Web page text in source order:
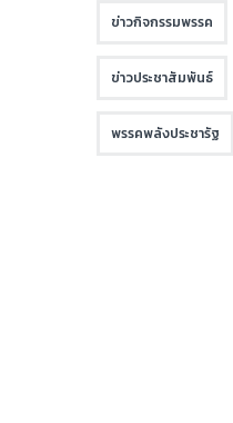
ข่าวกิจกรรมพรรค
ข่าวประชาสัมพันธ์
พรรคพลังประชารัฐ